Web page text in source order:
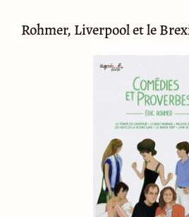
Rohmer, Liverpool et le